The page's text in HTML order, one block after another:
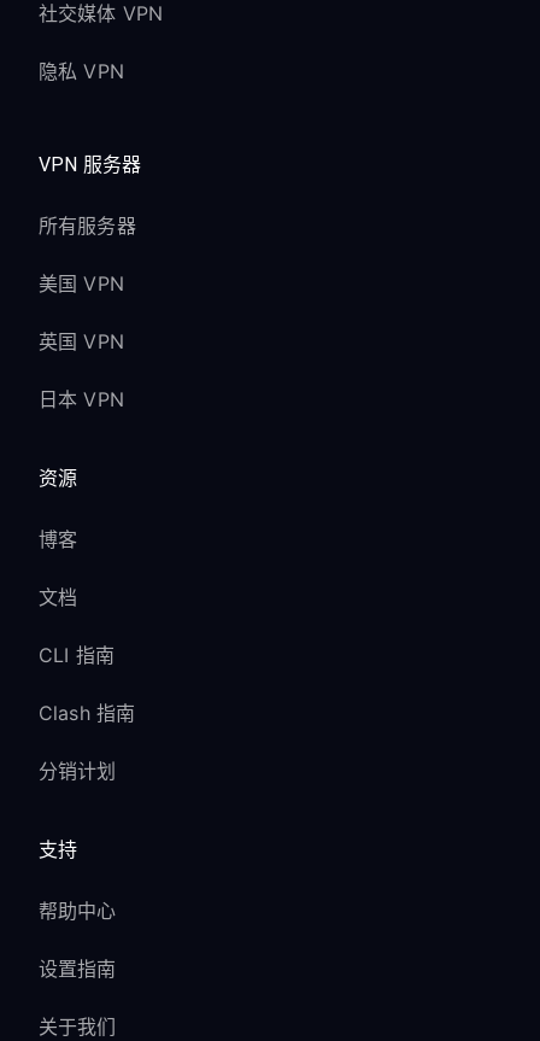
社交媒体 VPN
隐私 VPN
VPN 服务器
所有服务器
美国 VPN
英国 VPN
日本 VPN
资源
博客
文档
CLI 指南
Clash 指南
分销计划
支持
帮助中心
设置指南
关于我们